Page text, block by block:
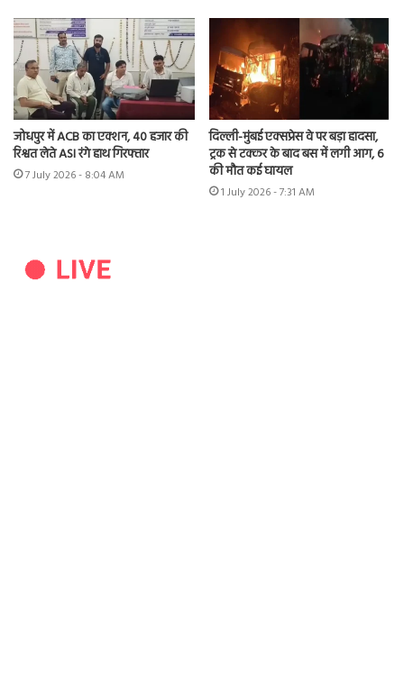
जोधपुर में ACB का एक्शन, 40 हजार की
रिश्वत लेते ASI रंगे हाथ गिरफ्तार
7 July 2026 - 8:04 AM
दिल्ली-मुंबई एक्सप्रेस वे पर बड़ा हादसा,
ट्रक से टक्कर के बाद बस में लगी आग, 6
की मौत कई घायल
1 July 2026 - 7:31 AM